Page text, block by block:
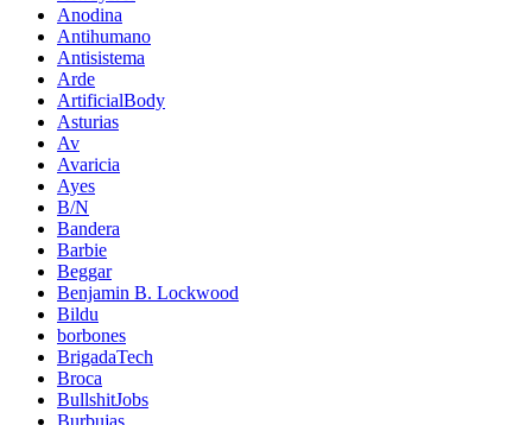
Anodina
Antihumano
Antisistema
Arde
ArtificialBody
Asturias
Av
Avaricia
Ayes
B/N
Bandera
Barbie
Beggar
Benjamin B. Lockwood
Bildu
borbones
BrigadaTech
Broca
BullshitJobs